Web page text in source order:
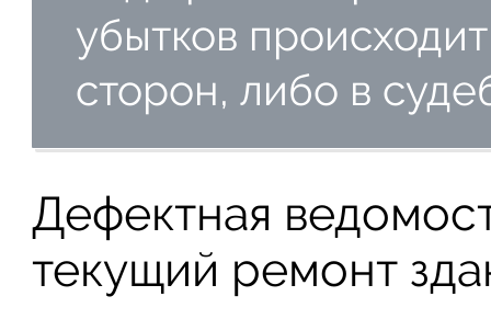
убытков
сторон, либо в
Дефектная
текущий ремонт